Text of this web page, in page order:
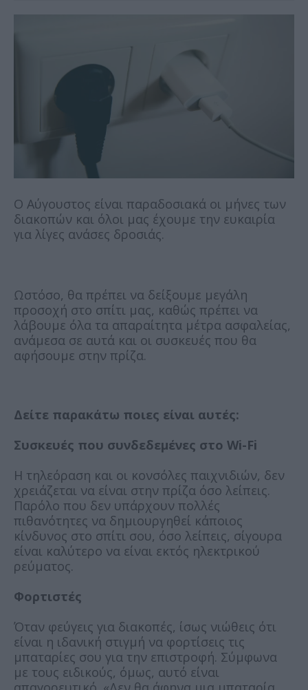
Ο Αύγουστος είναι παραδοσιακά οι μήνες των
διακοπών και όλοι μας έχουμε την ευκαιρία
για λίγες ανάσες δροσιάς.
Ωστόσο, θα πρέπει να δείξουμε μεγάλη
προσοχή στο σπίτι μας, καθώς πρέπει να
λάβουμε όλα τα απαραίτητα μέτρα ασφαλείας,
ανάμεσα σε αυτά και οι συσκευές που θα
αφήσουμε στην πρίζα.
Δείτε παρακάτω ποιες είναι αυτές:
Συσκευές που συνδεδεμένες στο Wi-Fi
Η τηλεόραση και οι κονσόλες παιχνιδιών, δεν
χρειάζεται να είναι στην πρίζα όσο λείπεις.
Παρόλο που δεν υπάρχουν πολλές
πιθανότητες να δημιουργηθεί κάποιος
κίνδυνος στο σπίτι σου, όσο λείπεις, σίγουρα
είναι καλύτερο να είναι εκτός ηλεκτρικού
ρεύματος.
Φορτιστές
Όταν φεύγεις για διακοπές, ίσως νιώθεις ότι
είναι η ιδανική στιγμή να φορτίσεις τις
μπαταρίες σου για την επιστροφή. Σύμφωνα
με τους ειδικούς, όμως, αυτό είναι